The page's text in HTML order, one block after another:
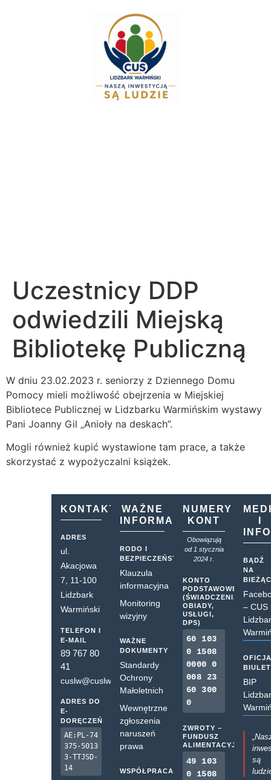
Uczestnicy DDP
odwiedzili Miejską
Bibliotekę Publiczną
W dniu 23.02.2023 r. seniorzy z Dziennego Domu
Pomocy mieli możliwość obejrzenia w Miejskiej
Bibliotece Publicznej w Lidzbarku Warmińskim wystawy
Pani Joanny Gil „Anioły na deskach”.
Mogli również kupić wystawione tam prace, a także
skorzystać z wypożyczalni książek.
KONTAKT
ADRES
ul.
Akacjowa
7, 11-100
Lidzbark
Warmiński
TELEFON I
E-MAIL
89 767 80
41
cuslw@cuslw.pl
ADRES DO
E-
DORĘCZEŃ
AE:PL-74
375-5013
3-TTJSD-
14
WAŻNE
INFORMACJE
RODO I
BEZPIECZEŃSTWO
Klauzula
informacyjna
Monitoring
wizyjny
WAŻNE
DOKUMENTY
Standardy
Ochrony
Małoletnich
Wewnętrzne
zgłoszenia
naruszeń
prawa
WSPÓŁPRACA
NUMERY
KONT
Obowiązują
od 1 stycznia
2024 r.
KONTO
PODSTAWOWE
(ŚWIADCZENIA,
OBIADY,
USŁUGI,
DPS)
60 103
0 1508
0000 0
008 23
60 300
0
ZWROTY –
FUNDUSZ
ALIMENTACYJNY
49 103
0 1508
BĄDŹ
NA
– CUS
BIP
są